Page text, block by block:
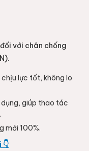
với chân chống
lực tốt, không lo
giúp thao tác
mới 100%.